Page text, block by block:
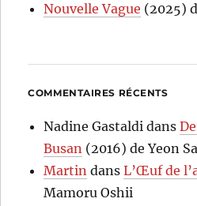
Nouvelle Vague (2025)
COMMENTAIRES RÉCENTS
Nadine Gastaldi dans
Busan (2016) de Yeon
Martin dansL’Œuf de
Mamoru Oshii